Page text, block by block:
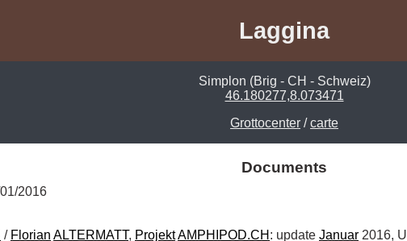
Laggina
Simplon (Brig - CH - Schweiz)
46.180277,8.073471
Grottocenter /carte
Documents
2016
/ Florian ALTERMATT, ProjektAMPHIPOD.CH : update Januar